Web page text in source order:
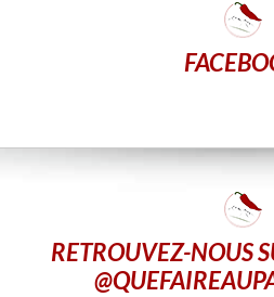
RETROUVEZ-NOUS